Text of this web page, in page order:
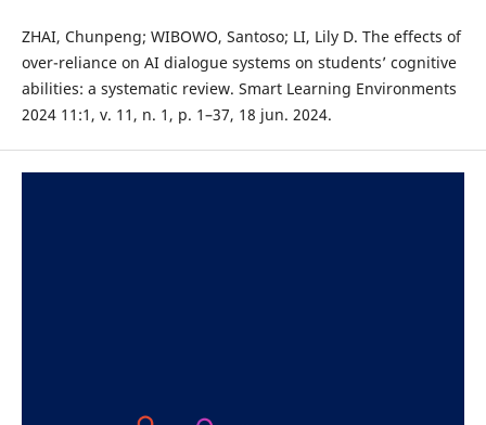
​ZHAI, Chunpeng; WIBOWO, Santoso; LI, Lily D. The effects of
over-reliance on AI dialogue systems on students’ cognitive
abilities: a systematic review. Smart Learning Environments
2024 11:1, v. 11, n. 1, p. 1–37, 18 jun. 2024.